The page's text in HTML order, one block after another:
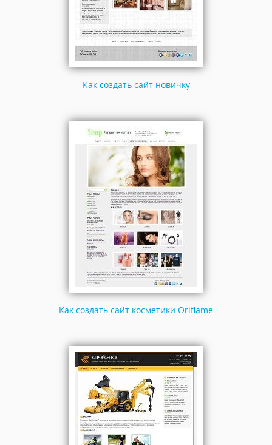
Как создать сайт новичку
Как создать сайт косметики Oriflame